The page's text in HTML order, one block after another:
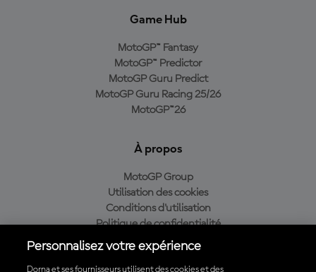
Game Hub
MotoGP™ Fantasy
MotoGP™ Predictor
MotoGP Guru Predict
MotoGP Guru Racing 25/26
MotoGP™26
À propos
MotoGP Group
Utilisation des cookies
Conditions d'utilisation
Politique de confidentialité
Politique d’achat
Personnalisez votre expérience
Dorna et ses fournisseurs utilisent des cookies et des